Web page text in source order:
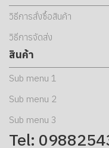
วิธีการสั่งซื้อสินค้า
วิธีการจัดส่ง
สินค้า
Sub menu 1
Sub menu 2
Sub menu 3
Tel: